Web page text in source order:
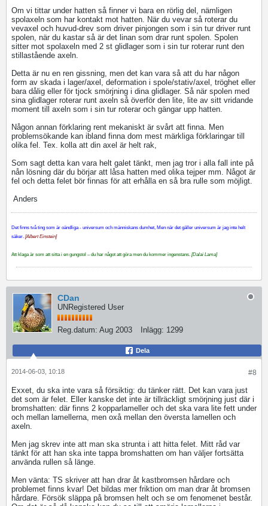
Om vi tittar under hatten så finner vi bara en rörlig del, nämligen
spolaxeln som har kontakt mot hatten. När du vevar så roterar du
vevaxel och huvud-drev som driver pinjongen som i sin tur driver runt
spolen, när du kastar så är det linan som drar runt spolen. Spolen
sitter mot spolaxeln med 2 st glidlager som i sin tur roterar runt den
stillastående axeln.
Detta är nu en ren gissning, men det kan vara så att du har någon
form av skada i lager/axel, deformation i spole/stativ/axel, tröghet eller
bara dålig eller för tjock smörjning i dina glidlager. Så när spolen med
sina glidlager roterar runt axeln så överför den lite, lite av sitt vridande
moment till axeln som i sin tur roterar och gängar upp hatten.
Någon annan förklaring rent mekaniskt är svårt att finna. Men
problemsökande kan ibland finna dom mest märkliga förklaringar till
olika fel. Tex. kolla att din axel är helt rak,
Som sagt detta kan vara helt galet tänkt, men jag tror i alla fall inte på
nån lösning där du börjar att låsa hatten med olika tejper mm. Något är
fel och detta felet bör finnas för att erhålla en så bra rulle som möjligt.
Anders
Det finns två ting som är oändliga - universum och människans dumhet, Men när det gäller universum är jag inte helt
säker. [Albert Einstein]
Att klaga är som att sitta i en gungstol – du har något att göra men du kommer ingenstans. [Dalai Lama]
CDan
UNRegistered User
Reg.datum: Aug 2003 Inlägg: 1299
Dela
#8
2014-06-03, 10:18
Exxet, du ska inte vara så försiktig: du tänker rätt. Det kan vara just
det som är felet. Eller kanske det inte är tillräckligt smörjning just där i
bromshatten: där finns 2 kopparlameller och det ska vara lite fett under
och mellan lamellerna, men oxå mellan den översta lamellen och
axeln.
Men jag skrev inte att man ska strunta i att hitta felet. Mitt råd var
tänkt för att han ska inte tappa bromshatten om han väljer fortsätta
använda rullen så länge.
Men vänta: TS skriver att han drar åt kastbromsen hårdare och
problemet finns kvar! Det bildas mer friktion om man drar åt bromsen
hårdare. Försök släppa på bromsen helt och se om fenomenet består.